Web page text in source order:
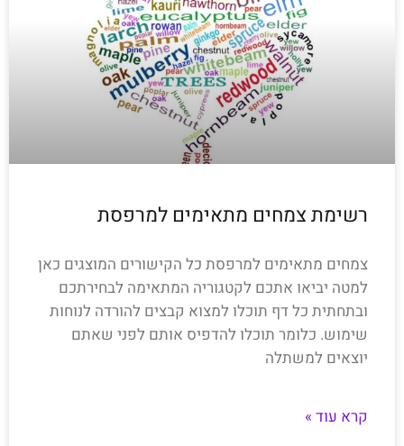
רשימת צמחים מתאימים למרפסת
צמחים מתאימים למרפסת כל הקישורים המוצגים כאן
למטה יביאו אתכם לקטגוריה המתאימה לבחירתכם
ובתחתית כל דף תוכלו למצוא קבצים להורדה לנוחות
שימוש. כלומר תוכלו להדפיס אותם לפני שאתם
יוצאים למשתלה
קרא עוד »